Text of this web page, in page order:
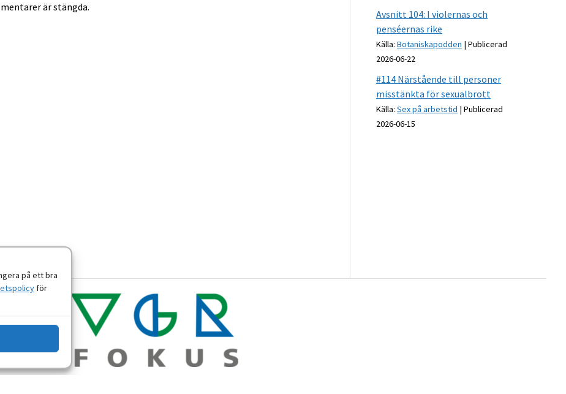
på ett bra
för
är stängda.
Avsnitt 104: I violernas och
penséernas rike
Källa:Botaniskapodden
Publicerad
2026-06-22
#114 Närstående till personer
misstänkta för sexualbrott
Källa:Sex på arbetstid
Publicerad
2026-06-15